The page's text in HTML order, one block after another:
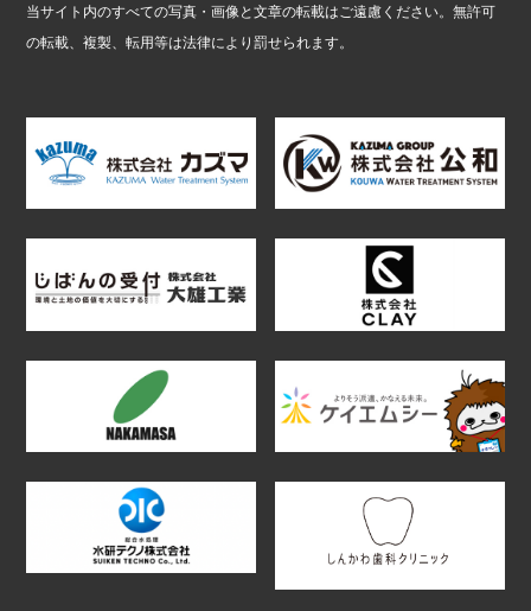
当サイト内のすべての写真・画像と文章の転載はご遠慮ください。無許可
の転載、複製、転用等は法律により罰せられます。